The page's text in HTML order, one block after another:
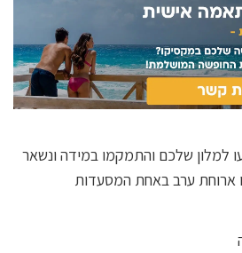
למלון שלכם והתמקמו במידה ונשאר
ארוחת ערב באחת המסעדות